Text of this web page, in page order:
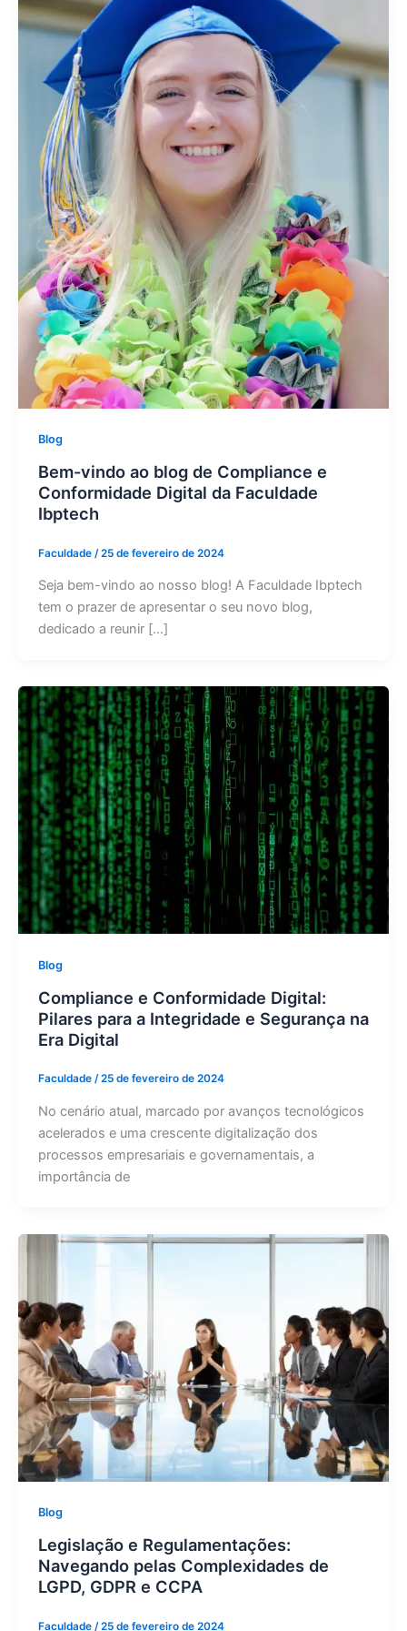
Blog
Bem-vindo ao blog de Compliance e
Conformidade Digital da Faculdade
Ibptech
Faculdade /25 de fevereiro de 2024
Seja bem-vindo ao nosso blog! A Faculdade Ibptech
tem o prazer de apresentar o seu novo blog,
dedicado a reunir […]
Blog
Compliance e Conformidade Digital:
Pilares para a Integridade e Segurança na
Era Digital
Faculdade /25 de fevereiro de 2024
No cenário atual, marcado por avanços tecnológicos
acelerados e uma crescente digitalização dos
processos empresariais e governamentais, a
importância de
Blog
Legislação e Regulamentações:
Navegando pelas Complexidades de
LGPD, GDPR e CCPA
Faculdade /25 de fevereiro de 2024